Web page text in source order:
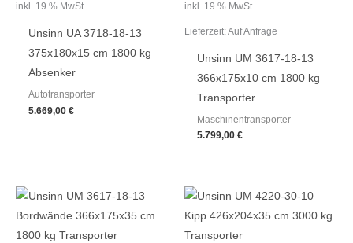
inkl. 19 % MwSt.
Unsinn UA 3718-18-13
375x180x15 cm 1800 kg
Absenker
Autotransporter
5.669,00€
inkl. 19 % MwSt.
Lieferzeit:Auf Anfrage
Unsinn UM 3617-18-13
366x175x10 cm 1800 kg
Transporter
Maschinentransporter
5.799,00€